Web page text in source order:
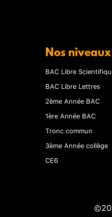
Nos niveaux
BAC Libre
BAC Libre Lettres
2ème Année BAC
1ère Année BAC
Tronc commun
3ème Année collège
CE6